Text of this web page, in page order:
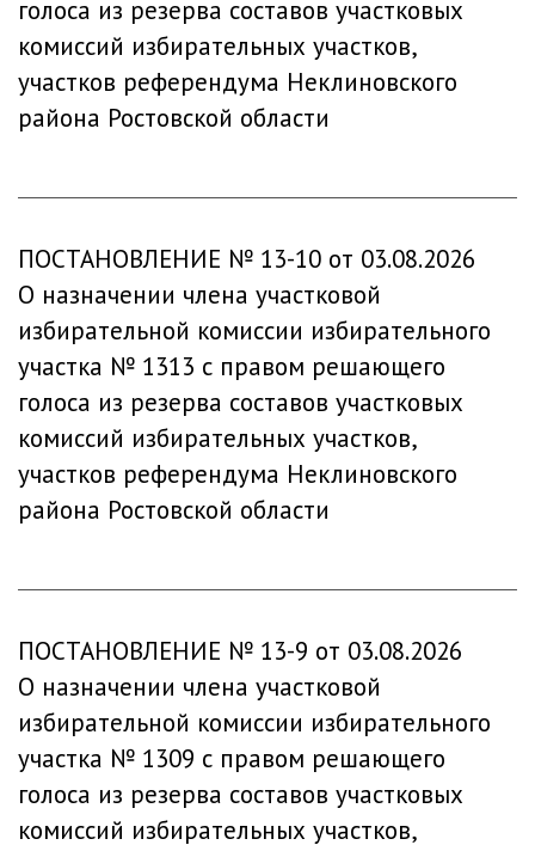
голоса из резерва составов участковых
комиссий избирательных участков,
участков референдума Неклиновского
района Ростовской области
ПОСТАНОВЛЕНИЕ № 13-10 от 03.08.2026
О назначении члена участковой
избирательной комиссии избирательного
участка № 1313 с правом решающего
голоса из резерва составов участковых
комиссий избирательных участков,
участков референдума Неклиновского
района Ростовской области
ПОСТАНОВЛЕНИЕ № 13-9 от 03.08.2026
О назначении члена участковой
избирательной комиссии избирательного
участка № 1309 с правом решающего
голоса из резерва составов участковых
комиссий избирательных участков,